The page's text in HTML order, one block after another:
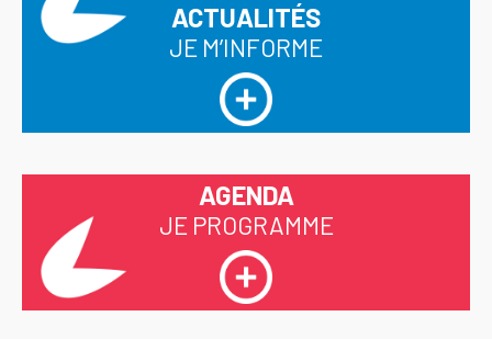
ACTUALITÉS
JE M’INFORME
AGENDA
JE PROGRAMME